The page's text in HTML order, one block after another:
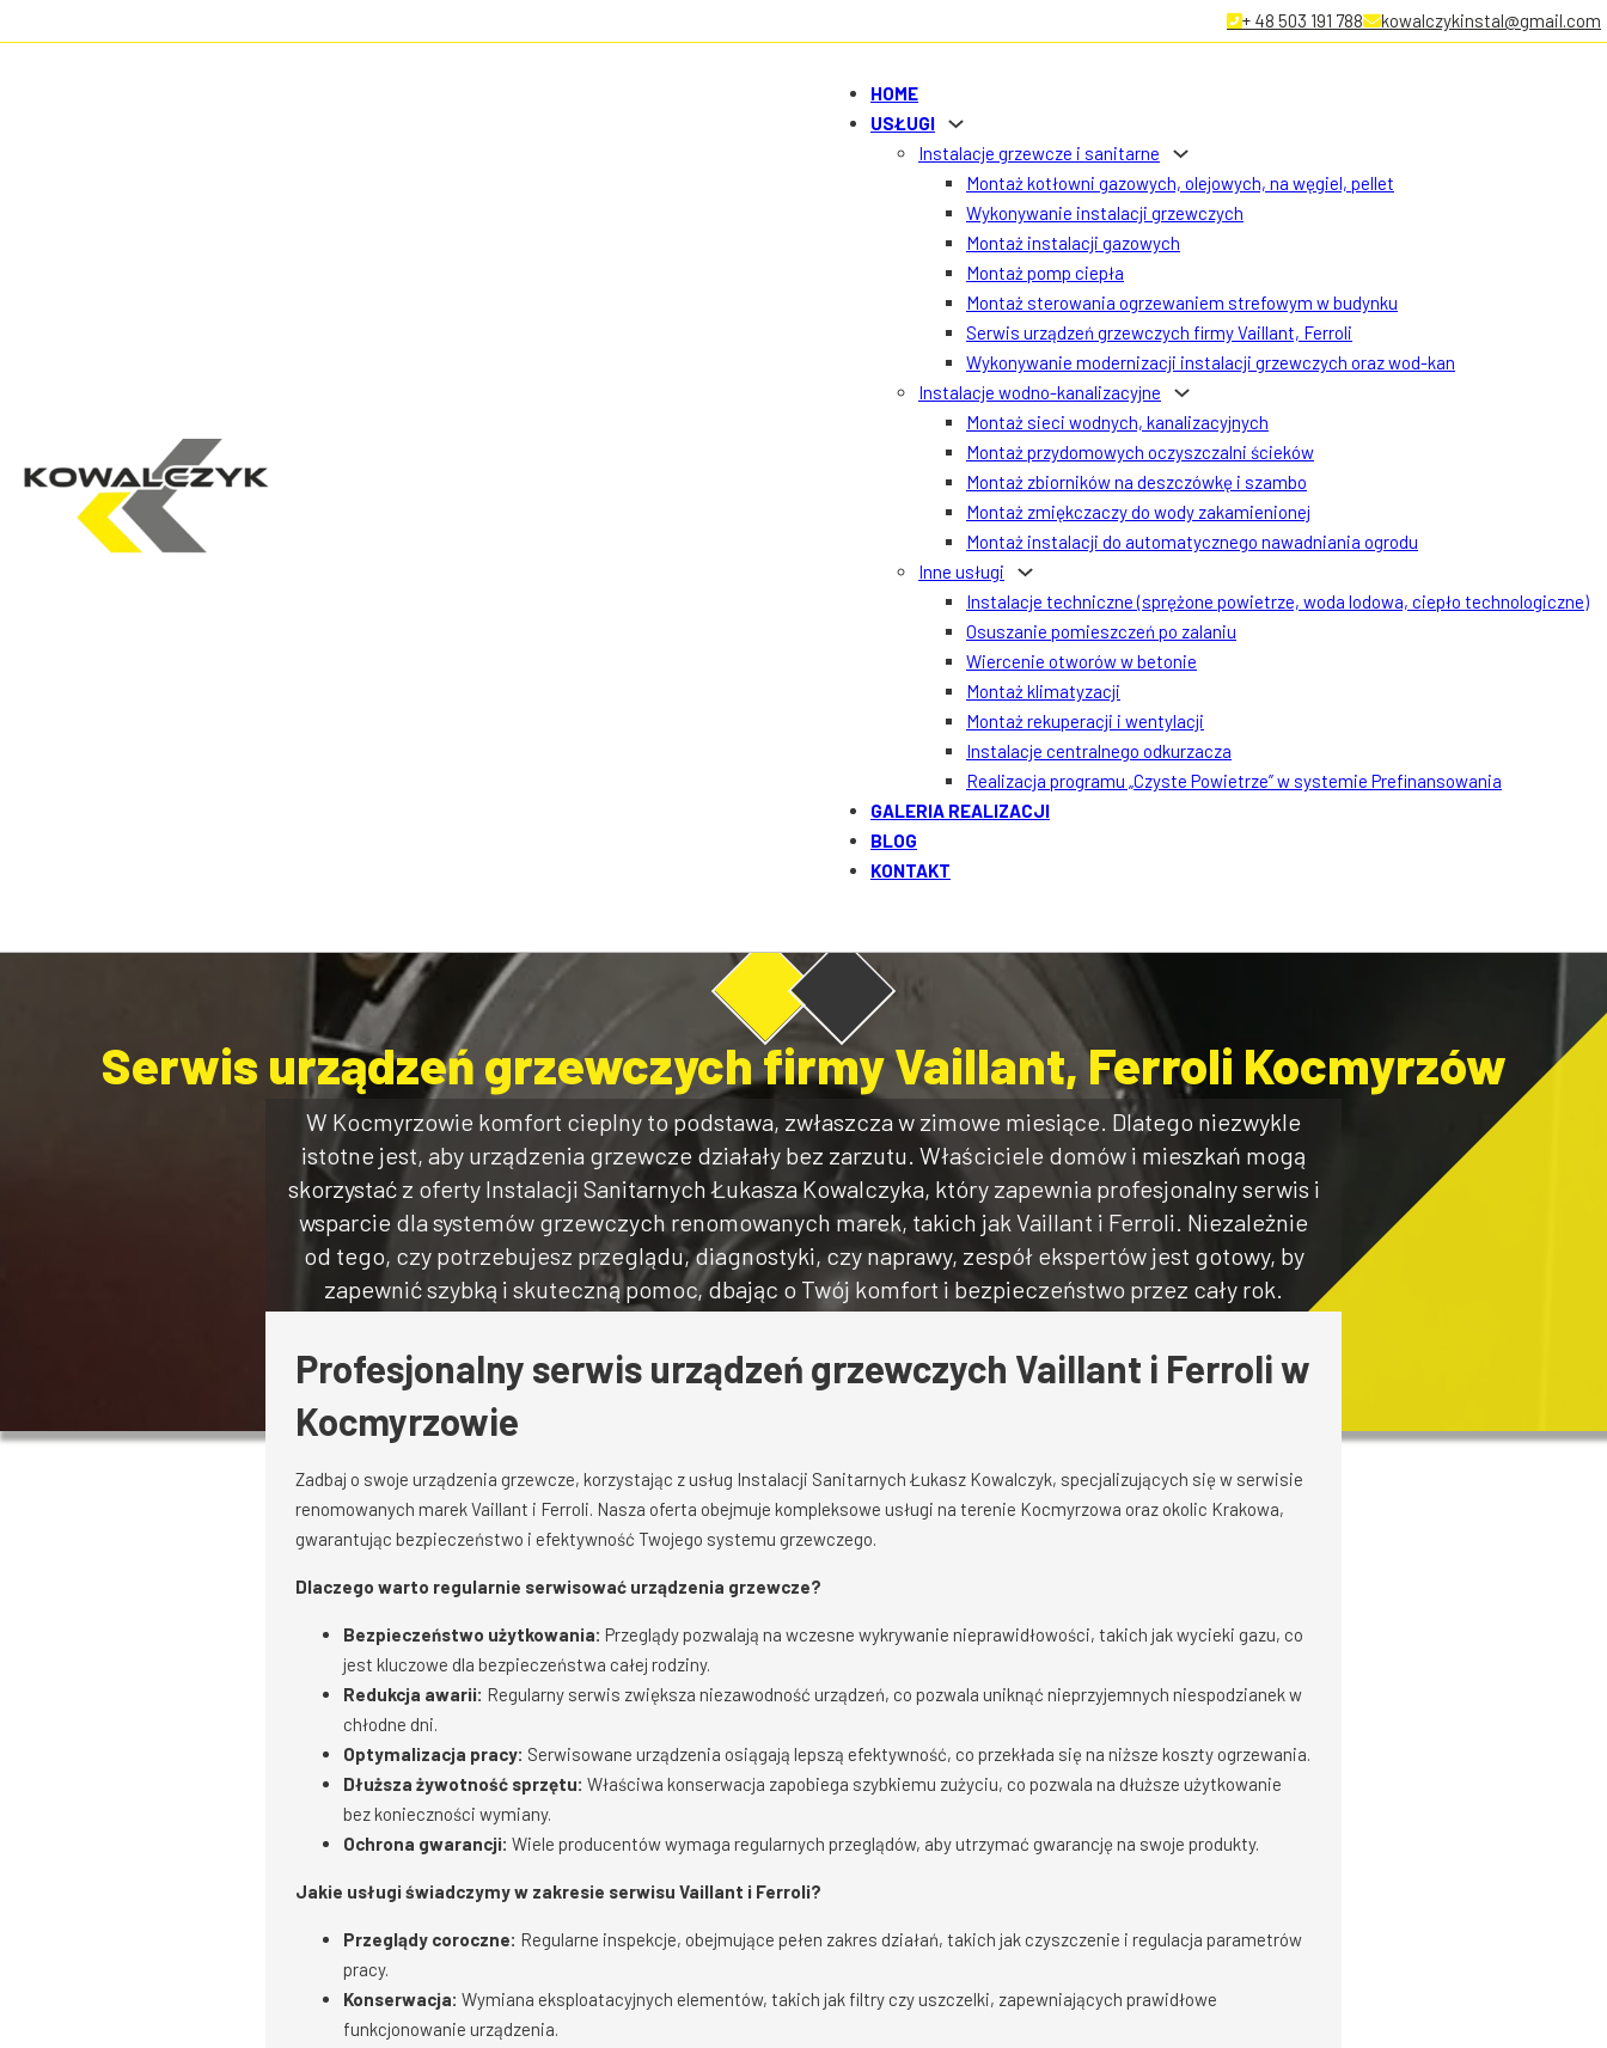
+ 48 503 191 788 kowalczykinstal@gmail.com
HOME
USŁUGI
Instalacje grzewcze i sanitarne
Montaż kotłowni gazowych, olejowych, na węgiel, pellet
Wykonywanie instalacji grzewczych
Montaż instalacji gazowych
Montaż pomp ciepła
Montaż sterowania ogrzewaniem strefowym w budynku
Serwis urządzeń grzewczych firmy Vaillant, Ferroli
Wykonywanie modernizacji instalacji grzewczych oraz wod-kan
Instalacje wodno-kanalizacyjne
Montaż sieci wodnych, kanalizacyjnych
Montaż przydomowych oczyszczalni ścieków
Montaż zbiorników na deszczówkę i szambo
Montaż zmiękczaczy do wody zakamienionej
Montaż instalacji do automatycznego nawadniania ogrodu
Inne usługi
Instalacje techniczne (sprężone powietrze, woda lodowa, ciepło technologiczne)
Osuszanie pomieszczeń po zalaniu
Wiercenie otworów w betonie
Montaż klimatyzacji
Montaż rekuperacji i wentylacji
Instalacje centralnego odkurzacza
Realizacja programu „Czyste Powietrze” w systemie Prefinansowania
GALERIA REALIZACJI
BLOG
KONTAKT
Serwis urządzeń grzewczych firmy Vaillant, Ferroli Kocmyrzów
W Kocmyrzowie komfort cieplny to podstawa, zwłaszcza w zimowe miesiące. Dlatego niezwykle
istotne jest, aby urządzenia grzewcze działały bez zarzutu. Właściciele domów i mieszkań mogą
skorzystać z oferty Instalacji Sanitarnych Łukasza Kowalczyka, który zapewnia profesjonalny serwis i
wsparcie dla systemów grzewczych renomowanych marek, takich jak Vaillant i Ferroli. Niezależnie
od tego, czy potrzebujesz przeglądu, diagnostyki, czy naprawy, zespół ekspertów jest gotowy, by
zapewnić szybką i skuteczną pomoc, dbając o Twój komfort i bezpieczeństwo przez cały rok.
Profesjonalny serwis urządzeń grzewczych Vaillant i Ferroli w
Kocmyrzowie
Zadbaj o swoje urządzenia grzewcze, korzystając z usług Instalacji Sanitarnych Łukasz Kowalczyk, specjalizujących się w serwisie
renomowanych marek Vaillant i Ferroli. Nasza oferta obejmuje kompleksowe usługi na terenie Kocmyrzowa oraz okolic Krakowa,
gwarantując bezpieczeństwo i efektywność Twojego systemu grzewczego.
Dlaczego warto regularnie serwisować urządzenia grzewcze?
Bezpieczeństwo użytkowania: Przeglądy pozwalają na wczesne wykrywanie nieprawidłowości, takich jak wycieki gazu, co
jest kluczowe dla bezpieczeństwa całej rodziny.
Redukcja awarii: Regularny serwis zwiększa niezawodność urządzeń, co pozwala uniknąć nieprzyjemnych niespodzianek w
chłodne dni.
Optymalizacja pracy: Serwisowane urządzenia osiągają lepszą efektywność, co przekłada się na niższe koszty ogrzewania.
Dłuższa żywotność sprzętu: Właściwa konserwacja zapobiega szybkiemu zużyciu, co pozwala na dłuższe użytkowanie
bez konieczności wymiany.
Ochrona gwarancji: Wiele producentów wymaga regularnych przeglądów, aby utrzymać gwarancję na swoje produkty.
Jakie usługi świadczymy w zakresie serwisu Vaillant i Ferroli?
Przeglądy coroczne: Regularne inspekcje, obejmujące pełen zakres działań, takich jak czyszczenie i regulacja parametrów
pracy.
Konserwacja: Wymiana eksploatacyjnych elementów, takich jak filtry czy uszczelki, zapewniających prawidłowe
funkcjonowanie urządzenia.